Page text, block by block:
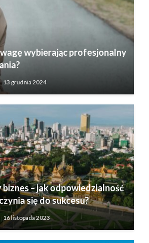
wybierając profesjonalny
13 grudnia 2024
– jak odpowiedzialność
się do sukcesu?
16 listopada 2023